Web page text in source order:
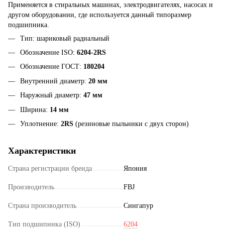
Применяется в стиральных машинах, электродвигателях, насосах и
другом оборудовании, где используется данный типоразмер
подшипника.
Тип: шариковый радиальный
Обозначение ISO: 6204-2RS
Обозначение ГОСТ: 180204
Внутренний диаметр: 20 мм
Наружный диаметр: 47 мм
Ширина: 14 мм
Уплотнение: 2RS (резиновые пыльники с двух сторон)
Характеристики
Страна регистрации бренда Япония
Производитель FBJ
Страна производитель Сингапур
Тип подшипника (ISO) 6204